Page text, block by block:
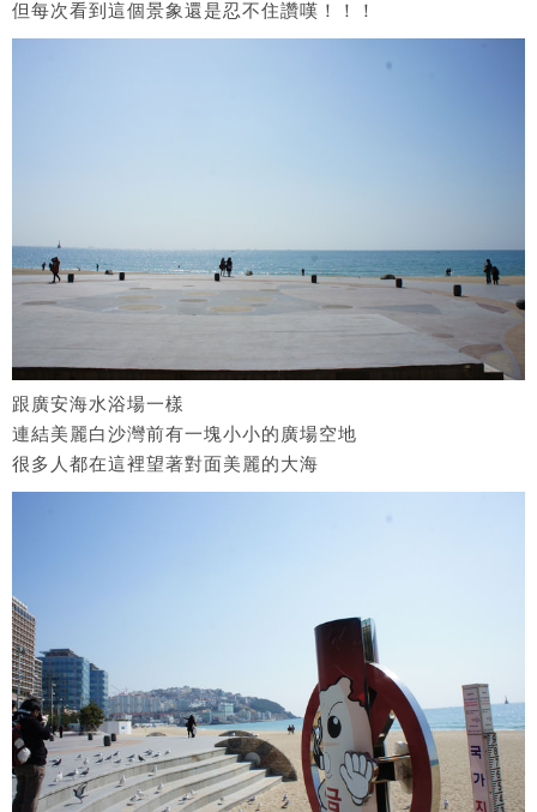
但每次看到這個景象還是忍不住讚嘆！！！
跟廣安海水浴場一樣
連結美麗白沙灣前有一塊小小的廣場空地
很多人都在這裡望著對面美麗的大海